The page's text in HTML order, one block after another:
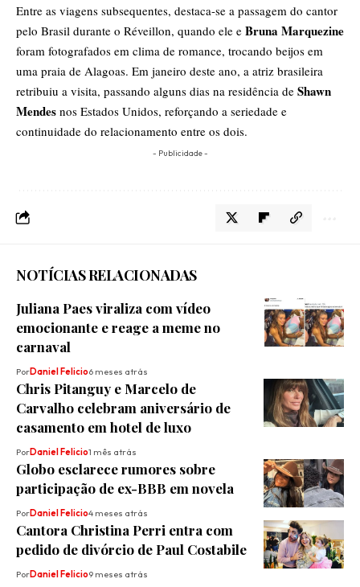
Entre as viagens subsequentes, destaca-se a passagem do cantor
pelo Brasil durante o Réveillon, quando ele e Bruna Marquezine
foram fotografados em clima de romance, trocando beijos em
uma praia de Alagoas. Em janeiro deste ano, a atriz brasileira
retribuiu a visita, passando alguns dias na residência de Shawn
Mendes nos Estados Unidos, reforçando a seriedade e
continuidade do relacionamento entre os dois.
- Publicidade -
NOTÍCIAS RELACIONADAS
Juliana Paes viraliza com vídeo
emocionante e reage a meme no
carnaval
PorDaniel Felicio6 meses atrás
Chris Pitanguy e Marcelo de
Carvalho celebram aniversário de
casamento em hotel de luxo
PorDaniel Felicio1 mês atrás
Globo esclarece rumores sobre
participação de ex-BBB em novela
PorDaniel Felicio4 meses atrás
Cantora Christina Perri entra com
pedido de divórcio de Paul Costabile
PorDaniel Felicio9 meses atrás